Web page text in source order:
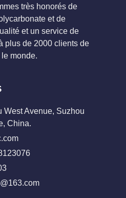
très honorés de
et de
et un service de
plus de 2000 clients de
monde.
West Avenue, Suzhou
China.